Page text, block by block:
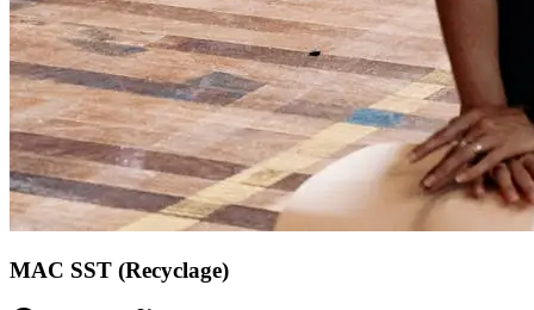
MAC SST (Recyclage)